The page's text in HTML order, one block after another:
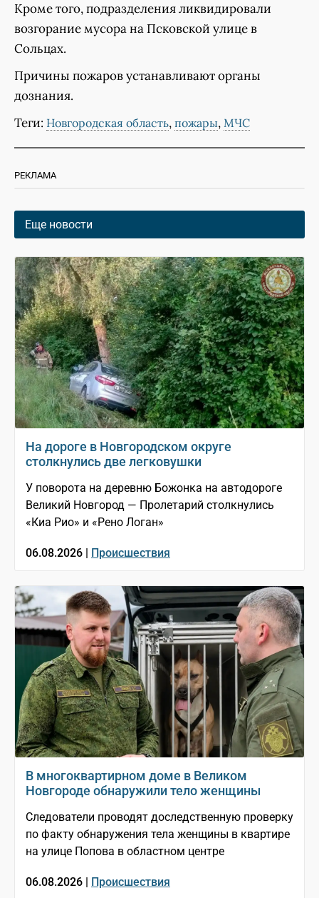
Кроме того, подразделения ликвидировали
возгорание мусора на Псковской улице в
Сольцах.
Причины пожаров устанавливают органы
дознания.
Теги: Новгородская область, пожары, МЧС
РЕКЛАМА
Еще новости
На дороге в Новгородском округе
столкнулись две легковушки
У поворота на деревню Божонка на автодороге
Великий Новгород — Пролетарий столкнулись
«Киа Рио» и «Рено Логан»
06.08.2026 | Происшествия
В многоквартирном доме в Великом
Новгороде обнаружили тело женщины
Следователи проводят доследственную проверку
по факту обнаружения тела женщины в квартире
на улице Попова в областном центре
06.08.2026 | Происшествия